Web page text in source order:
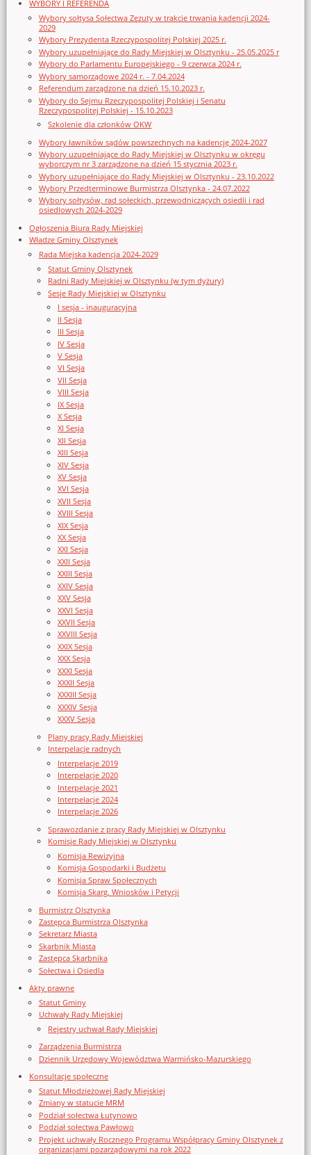
WYBORY I REFERENDA
Wybory sołtysa Sołectwa Zezuty w trakcie trwania kadencji 2024-
2029
Wybory Prezydenta Rzeczypospolitej Polskiej 2025 r.
Wybory uzupełniające do Rady Miejskiej w Olsztynku - 25.05.2025 r
Wybory do Parlamentu Europejskiego - 9 czerwca 2024 r.
Wybory samorządowe 2024 r. - 7.04.2024
Referendum zarządzone na dzień 15.10.2023 r.
Wybory do Sejmu Rzeczypospolitej Polskiej i Senatu
Rzeczypospolitej Polskiej - 15.10.2023
Szkolenie dla członków OKW
Wybory ławników sądów powszechnych na kadencję 2024-2027
Wybory uzupełniające do Rady Miejskiej w Olsztynku w okręgu
wyborczym nr 3 zarządzone na dzień 15 stycznia 2023 r.
Wybory uzupełniające do Rady Miejskiej w Olsztynku - 23.10.2022
Wybory Przedterminowe Burmistrza Olsztynka - 24.07.2022
Wybory sołtysów, rad sołeckich, przewodniczących osiedli i rad
osiedlowych 2024-2029
Ogłoszenia Biura Rady Miejskiej
Władze Gminy Olsztynek
Rada Miejska kadencja 2024-2029
Statut Gminy Olsztynek
Radni Rady Miejskiej w Olsztynku (w tym dyżury)
Sesje Rady Miejskiej w Olsztynku
I sesja - inauguracyjna
II Sesja
III Sesja
IV Sesja
V Sesja
VI Sesja
VII Sesja
VIII Sesja
IX Sesja
X Sesja
XI Sesja
XII Sesja
XIII Sesja
XIV Sesja
XV Sesja
XVI Sesja
XVII Sesja
XVIII Sesja
XIX Sesja
XX Sesja
XXI Sesja
XXII Sesja
XXIII Sesja
XXIV Sesja
XXV Sesja
XXVI Sesja
XXVII Sesja
XXVIII Sesja
XXIX Sesja
XXX Sesja
XXXI Sesja
XXXII Sesja
XXXIII Sesja
XXXIV Sesja
XXXV Sesja
Plany pracy Rady Miejskiej
Interpelacje radnych
Interpelacje 2019
Interpelacje 2020
Interpelacje 2021
Interpelacje 2024
Interpelacje 2026
Sprawozdanie z pracy Rady Miejskiej w Olsztynku
Komisje Rady Miejskiej w Olsztynku
Komisja Rewizyjna
Komisja Gospodarki i Budżetu
Komisja Spraw Społecznych
Komisja Skarg, Wniosków i Petycji
Burmistrz Olsztynka
Zastępca Burmistrza Olsztynka
Sekretarz Miasta
Skarbnik Miasta
Zastępca Skarbnika
Sołectwa i Osiedla
Akty prawne
Statut Gminy
Uchwały Rady Miejskiej
Rejestry uchwał Rady Miejskiej
Zarządzenia Burmistrza
Dziennik Urzędowy Województwa Warmińsko-Mazurskiego
Konsultacje społeczne
Statut Młodzieżowej Rady Miejskiej
Zmiany w statucie MRM
Podział sołectwa Łutynowo
Podział sołectwa Pawłowo
Projekt uchwały Rocznego Programu Współpracy Gminy Olsztynek z
organizacjami pozarządowymi na rok 2022